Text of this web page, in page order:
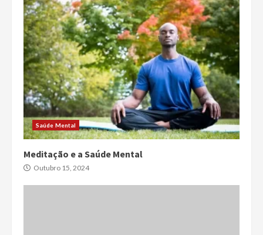
Saúde Mental
Meditação e a Saúde Mental
Outubro 15, 2024